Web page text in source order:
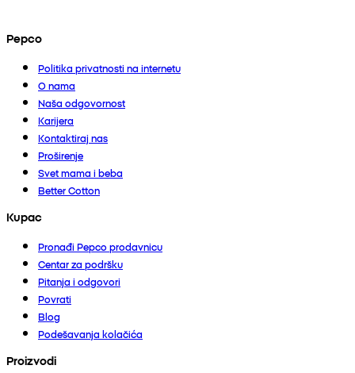
Pepco
Politika privatnosti na internetu
O nama
Naša odgovornost
Karijera
Kontaktiraj nas
Proširenje
Svet mama i beba
Better Cotton
Kupac
Pronađi Pepco prodavnicu
Centar za podršku
Pitanja i odgovori
Povrati
Blog
Podešavanja kolačića
Proizvodi